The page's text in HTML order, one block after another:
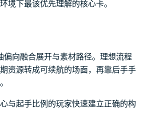
境下最该优先理解的核心卡。
偏向融合展开与素材路径。理想流程
资源转成可续航的场面，再靠后手手
与起手比例的玩家快速建立正确的构